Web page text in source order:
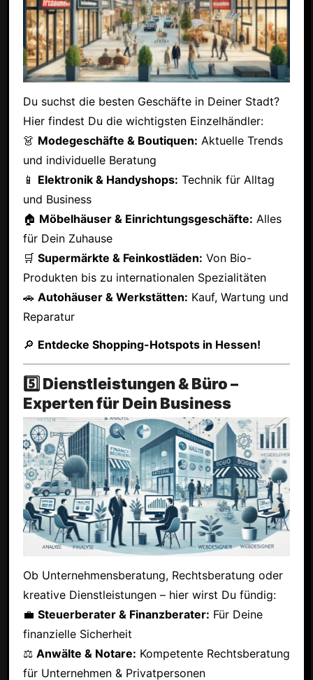
Du suchst die besten Geschäfte in Deiner Stadt?
Hier findest Du die wichtigsten Einzelhändler:
👗 Modegeschäfte & Boutiquen: Aktuelle Trends
und individuelle Beratung
📱 Elektronik & Handyshops: Technik für Alltag
und Business
🏠 Möbelhäuser & Einrichtungsgeschäfte: Alles
für Dein Zuhause
🛒 Supermärkte & Feinkostläden: Von Bio-
Produkten bis zu internationalen Spezialitäten
🚗 Autohäuser & Werkstätten: Kauf, Wartung und
Reparatur
🔎 Entdecke Shopping-Hotspots in Hessen!
5️⃣ Dienstleistungen & Büro –
Experten für Dein Business
Ob Unternehmensberatung, Rechtsberatung oder
kreative Dienstleistungen – hier wirst Du fündig:
💼 Steuerberater & Finanzberater: Für Deine
finanzielle Sicherheit
⚖ Anwälte & Notare: Kompetente Rechtsberatung
für Unternehmen & Privatpersonen